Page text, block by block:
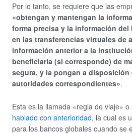
Por lo tanto, se requiere que las
«obtengan y mantengan la
forma precisa y la información
en las transferencias virtuales de
información anterior a la
beneficiaria (si corresponde) de
segura, y la pongan a
autoridades correspondientes».
Esta es la llamada «regla de viaje» o
hablado con anterioridad, la cual es
para los bancos globales cuando se